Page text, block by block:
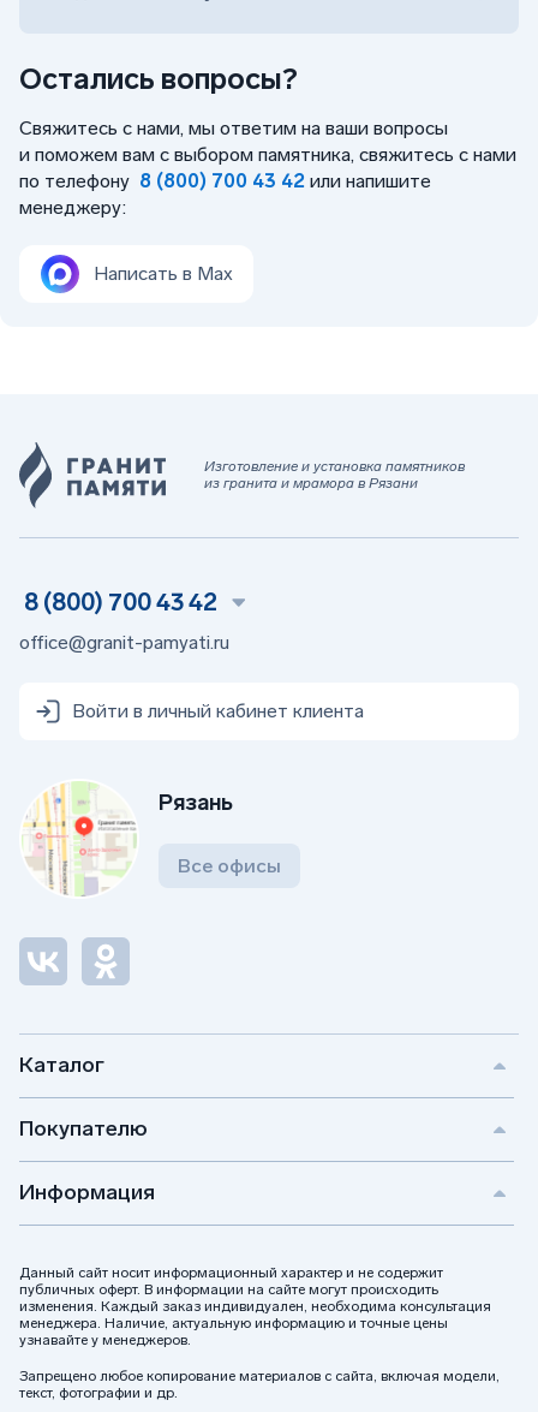
Остались вопросы?
Свяжитесь с нами, мы ответим на ваши вопросы
и поможем вам с выбором памятника, свяжитесь с нами
по телефону 8 (800) 700 43 42 или напишите
менеджеру:
Написать в Max
Изготовление и установка памятников
из гранита и мрамора в Рязани
Каталог
Покупателю
Информация
Данный сайт носит информационный характер и не содержит
публичных оферт. В информации на сайте могут происходить
изменения. Каждый заказ индивидуален, необходима консультация
менеджера. Наличие, актуальную информацию и точные цены
узнавайте у менеджеров.
Запрещено любое копирование материалов с сайта, включая модели,
текст, фотографии и др.
8 (800) 700 43 42
office@granit-pamyati.ru
Войти в личный кабинет клиента
Рязань
Все офисы